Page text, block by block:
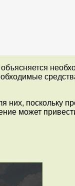
поскольку
может